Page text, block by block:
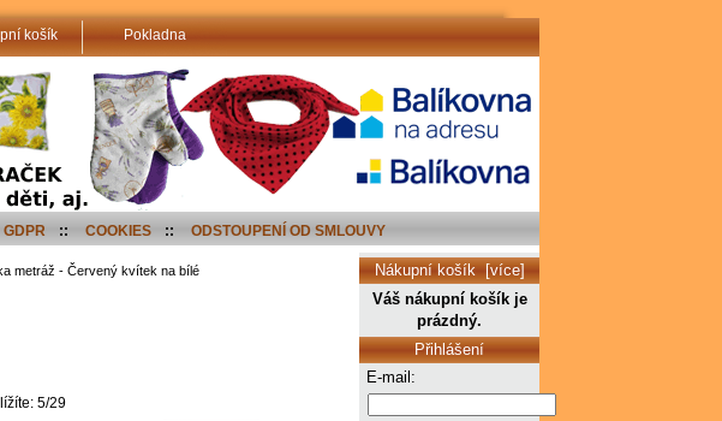
košík Pokladna
GDPR :: COOKIES :: ODSTOUPENÍ OD SMLOUVY
metráž - Červený kvítek na bílé
5/29
Nákupní košík [více]
Váš nákupní košík je
prázdný.
Přihlášení
E-mail: